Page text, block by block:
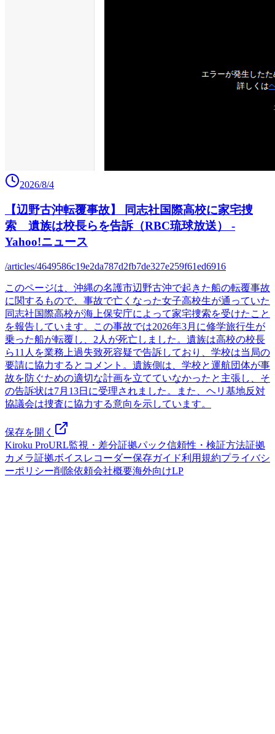
2026/8/4
【辺野古沖転覆事故】 同志社国際高校に家宅捜
索 遺族は校長らを告訴（RBC琉球放送） -
Yahoo!ニュース
/articles/4649586c19e2da787d2fb7de327e259f61ed6916
このページは、沖縄の名護市辺野古沖で起きた船の転覆事故
に関するもので、事故で亡くなった女子高校生が通っていた
同志社国際高校が海上保安庁によって家宅捜索を受けたこと
を報告しています。この事故では2026年3月に修学旅行生が
乗った船が転覆し、2人が死亡しました。遺族は高校の校長
ら11人を業務上過失致死容疑で告訴しており、学校は当局の
要請に協力するとコメント。遺族側は、学校と運航団体が事
故を防ぐための適切な計画を立てていなかったと主張し、そ
の告訴状は7月13日に受理されました。また、ヘリ基地反対
協議会は捜査に協力する意向を示しています。
保存を開く
Kiroku ProURL監視・差分証拠パック信頼性・検証方法証拠
カメラ証拠ボイスレコーダー保存ガイド利用規約プライバシ
ーポリシー削除依頼会社概要海外向けLP